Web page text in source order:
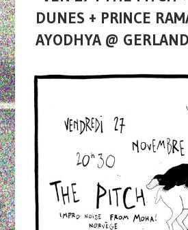
DUNES + PRINCE
AYODHYA @ GERLAND